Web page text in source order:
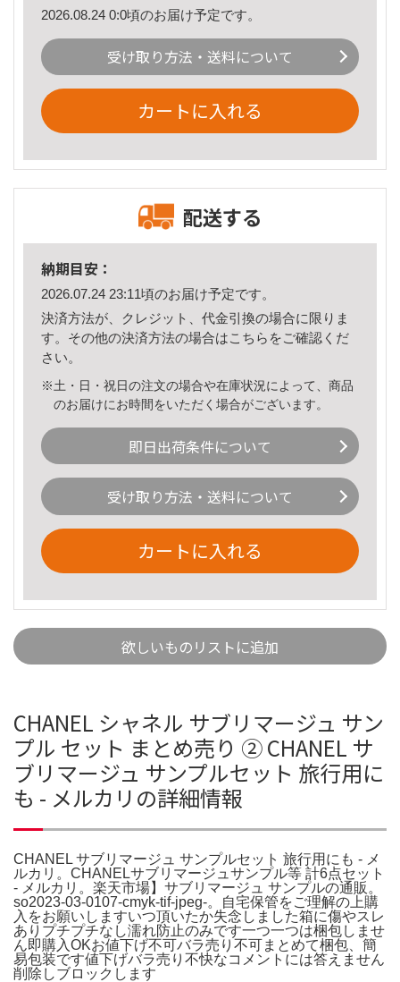
2026.08.24 0:0頃のお届け予定です。
受け取り方法・送料について
カートに入れる
配送する
納期目安：
2026.07.24 23:11頃のお届け予定です。
決済方法が、クレジット、代金引換の場合に限りま
す。その他の決済方法の場合はこちら をご確認くだ
さい。
※土・日・祝日の注文の場合や在庫状況によって、商品
のお届けにお時間をいただく場合がございます。
即日出荷条件について
受け取り方法・送料について
カートに入れる
欲しいものリストに追加
CHANEL シャネル サブリマージュ サン
プル セット まとめ売り ② CHANEL サ
ブリマージュ サンプルセット 旅行用に
も - メルカリの詳細情報
CHANEL サブリマージュ サンプルセット 旅行用にも - メ
ルカリ。CHANELサブリマージュサンプル等 計6点セット
- メルカリ。楽天市場】サブリマージュ サンプルの通販。
so2023-03-0107-cmyk-tif-jpeg-。自宅保管をご理解の上購
入をお願いしますいつ頂いたか失念しました箱に傷やスレ
ありプチプチなし濡れ防止のみです一つ一つは梱包しませ
ん即購入OKお値下げ不可バラ売り不可まとめて梱包、簡
易包装です値下げバラ売り不快なコメントには答えません
削除しブロックします